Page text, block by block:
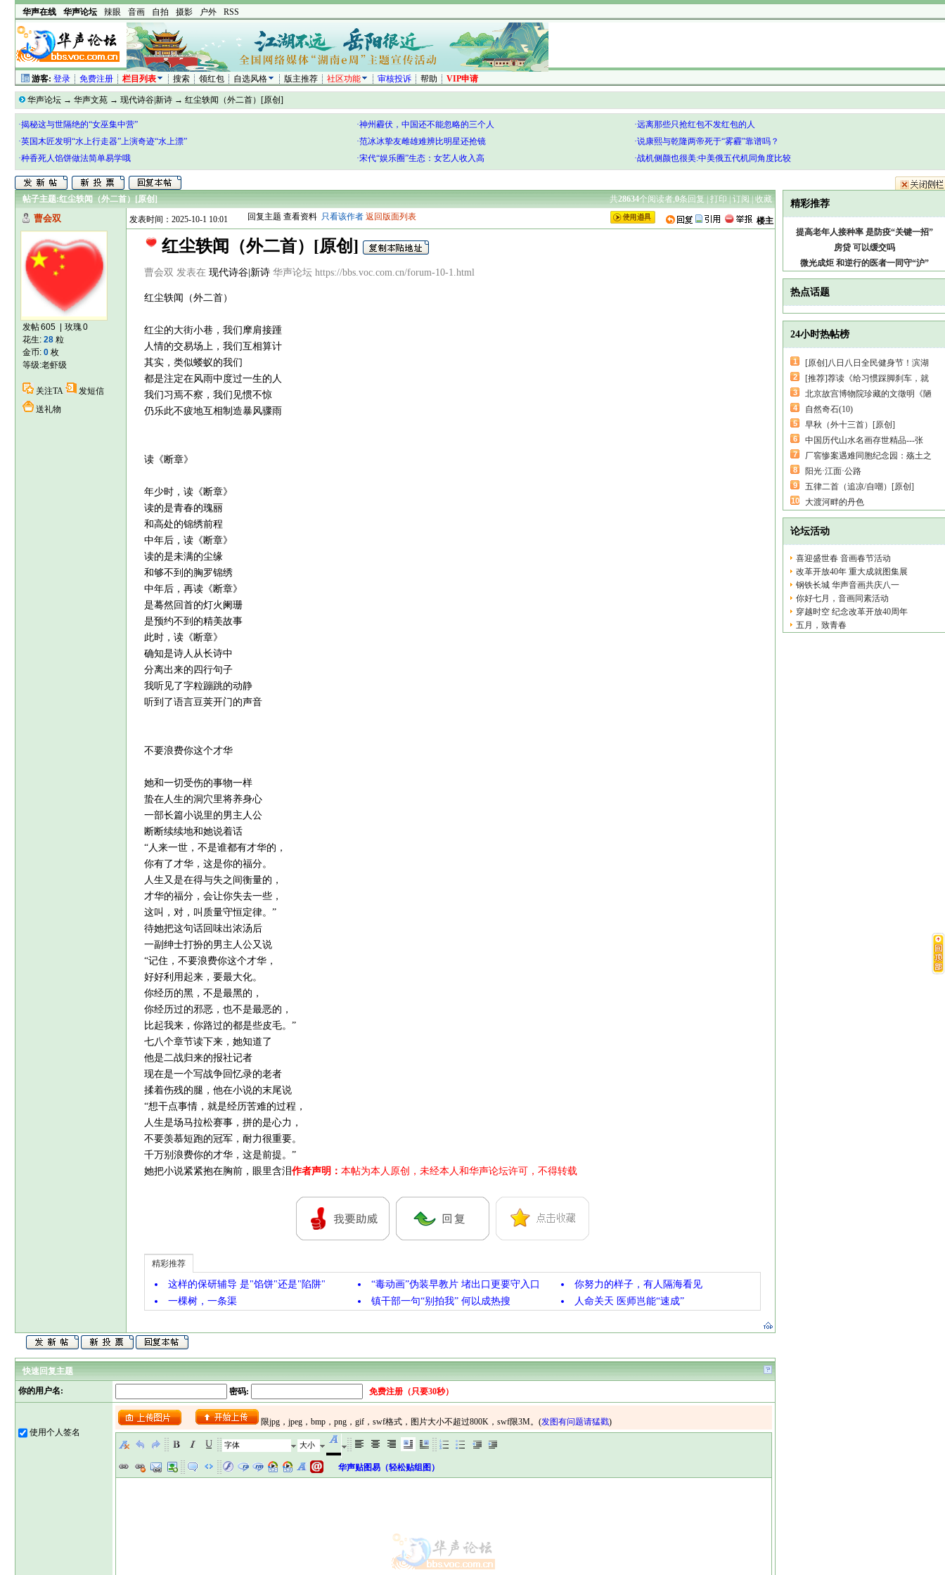
华声在线 华声论坛 辣眼 音画 自拍 摄影 户外 RSS
游客: 登录 免费注册 栏目列表 搜索 领红包 自选风格 版主推荐 社区功能 审核投诉 帮助 VIP申请
华声论坛→ 华声文苑→ 现代诗谷|新诗→ 红尘轶闻（外二首）[原创]
·揭秘这与世隔绝的“女巫集中营” ·神州霾伏，中国还不能忽略的三个人
·远离那些只抢红包不发红包的人
·英国木匠发明“水上行走器”上演奇迹“水上漂”
·范冰冰挚友雌雄难辨比明星还抢镜
·说康熙与乾隆两帝死于“雾霾”靠谱吗？
·种香死人馅饼做法简单易学哦
·宋代“娱乐圈”生态：女艺人收入高 ·战机侧颜也很美:中美俄五代机同角度比较
帖子主题:红尘轶闻（外二首）[原创] 共28634个阅读者,0条回复 |打印|订阅|收藏
曹会双
发帖605 玫瑰0
花生: 28粒
金币: 0枚
等级:老虾级
关注TA
发短信
送礼物
发表时间：2025-10-1 10:01 楼主
回复主题 查看资料 只看该作者 返回版面列表
红尘轶闻（外二首）[原创]
曹会双 发表在 现代诗谷|新诗 华声论坛 https://bbs.voc.com.cn/forum-10-1.html
红尘轶闻（外二首）
红尘的大街小巷，我们摩肩接踵
人情的交易场上，我们互相算计
其实，类似蝼蚁的我们
都是注定在风雨中度过一生的人
我们习焉不察，我们见惯不惊
仍乐此不疲地互相制造暴风骤雨
读《断章》
年少时，读《断章》
读的是青春的瑰丽
和高处的锦绣前程
中年后，读《断章》
读的是未满的尘缘
和够不到的胸罗锦绣
中年后，再读《断章》
是蓦然回首的灯火阑珊
是预约不到的精美故事
此时，读《断章》
确知是诗人从长诗中
分离出来的四行句子
我听见了字粒蹦跳的动静
听到了语言豆荚开门的声音
不要浪费你这个才华
她和一切受伤的事物一样
蛰在人生的洞穴里将养身心
一部长篇小说里的男主人公
断断续续地和她说着话
“人来一世，不是谁都有才华的，
你有了才华，这是你的福分。
人生又是在得与失之间衡量的，
才华的福分，会让你失去一些，
这叫，对，叫质量守恒定律。”
待她把这句话回味出浓汤后
一副绅士打扮的男主人公又说
“记住，不要浪费你这个才华，
好好利用起来，要最大化。
你经历的黑，不是最黑的，
你经历过的邪恶，也不是最恶的，
比起我来，你路过的都是些皮毛。”
七八个章节读下来，她知道了
他是二战归来的报社记者
现在是一个写战争回忆录的老者
揉着伤残的腿，他在小说的末尾说
“想干点事情，就是经历苦难的过程，
人生是场马拉松赛事，拼的是心力，
不要羡慕短跑的冠军，耐力很重要。
千万别浪费你的才华，这是前提。”
她把小说紧紧抱在胸前，眼里含泪作者声明： 本帖为本人原创，未经本人和华声论坛许可，不得转载
精彩推荐
这样的保研辅导 是"馅饼"还是"陷阱" “毒动画”伪装早教片 堵出口更要守入口
你努力的样子，有人隔海看见
一棵树，一条渠
镇干部一句“别拍我” 何以成热搜 人命关天 医师岂能“速成”
快速回复主题
你的用户名:
密码: 免费注册（只要30秒）
使用个人签名
字体 大小
华声贴图易（轻松贴组图）
精彩推荐
提高老年人接种率 是防疫“关键一招”
房贷 可以缓交吗
微光成炬 和逆行的医者一同守“沪”
热点话题
24小时热帖榜
1 [原创]八日八日全民健身节！滨湖
2 [推荐]荐读《给习惯踩脚刹车，就
3 北京故宫博物院珍藏的文徵明《陋
4 自然奇石(10)
5 早秋（外十三首）[原创]
6 中国历代山水名画存世精品---张
7 厂窖惨案遇难同胞纪念园：殇土之
8 阳光·江面·公路
9 五律二首（追凉/自嘲）[原创]
10 大渡河畔的丹色
论坛活动
喜迎盛世春 音画春节活动
改革开放40年 重大成就图集展
钢铁长城 华声音画共庆八一
你好七月，音画同素活动
穿越时空 纪念改革开放40周年
五月，致青春